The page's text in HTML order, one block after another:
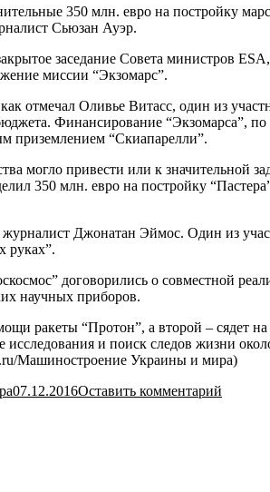
350 млн. евро на постройку
Сьюзан Ауэр.
заседание Совета министров
миссии “Экзомарс”.
отмечал Оливье Витасс, один из
Финансирование “Экзомарса”,
приземлением “Скиапарелли”.
могло привести или к
350 млн. евро на постройку
Джонатан Эймос. Один из
руках”.
договорились о совместной
научных приборов.
ракеты “Протон”, а второй – сядет
и поиск следов жизни
Машиностроение Украины и мира)
07.12.2016Оставить комментарий